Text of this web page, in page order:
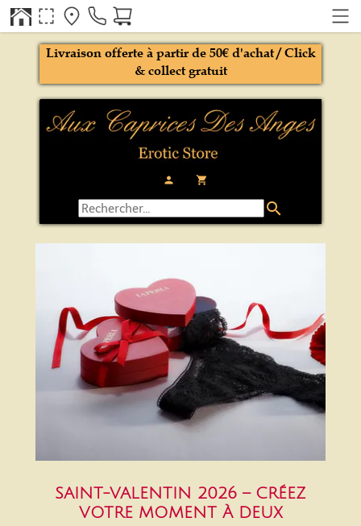
person local_grocery_store
Livraison offerte à partir de 50€ d'achat / Click
& collect gratuit
search
SAINT-VALENTIN 2026 – CRÉEZ
VOTRE MOMENT À DEUX